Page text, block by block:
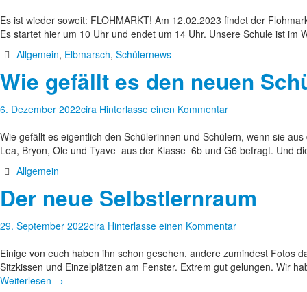
Es ist wieder soweit: FLOHMARKT! Am 12.02.2023 findet der
Es startet hier um 10 Uhr und endet um 14 Uhr. Unsere Schule ist
Allgemein, Elbmarsch, Schülernews
Wie gefällt es den neuen
6. Dezember 2022cira Hinterlasse einen Kommentar
Wie gefällt es eigentlich den Schülerinnen und Schülern, wenn sie
Lea, Bryon, Ole und Tyave aus der Klasse 6b und G6 befragt. Und
Allgemein
Der neue Selbstlernraum
29. September 2022cira Hinterlasse einen Kommentar
Einige von euch haben ihn schon gesehen, andere zumindest Fotos
Sitzkissen und Einzelplätzen am Fenster. Extrem gut gelungen. Wir
Weiterlesen →